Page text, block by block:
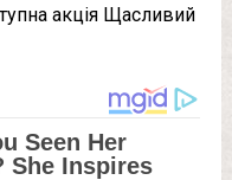
акція Щасливий